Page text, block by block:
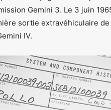
Gemini 3. Le 3 juin
sortie extravéhiculaire de
IV.